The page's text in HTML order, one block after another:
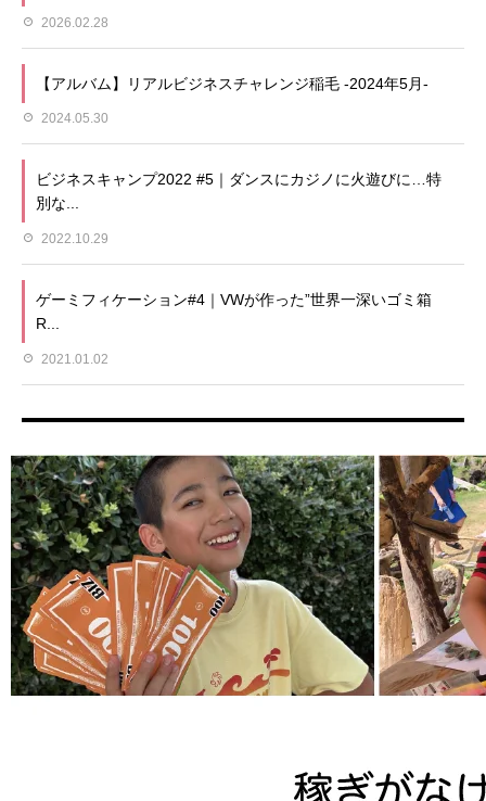
2026.02.28
【アルバム】リアルビジネスチャレンジ稲毛 -2024年5月-
2024.05.30
ビジネスキャンプ2022 #5｜ダンスにカジノに火遊びに…特
別な...
2022.10.29
ゲーミフィケーション#4｜VWが作った”世界一深いゴミ箱
R...
2021.01.02